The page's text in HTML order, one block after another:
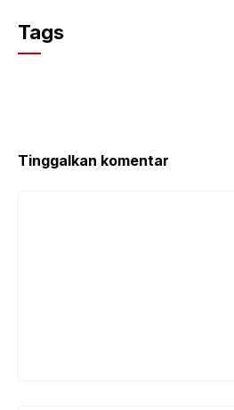
c
e
k
Tags
Tinggalkan komentar